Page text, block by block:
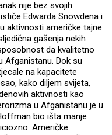
nije bez svojih
Edwarda Snowdena i
aktivnosti američke tajne
gašenja nekih
da kvalitetno
Afganistanu. Dok su
na kapacitete
kako diljem svijeta,
aktivnosti kao
u Afganistanu je u
bio išta manje
Američke